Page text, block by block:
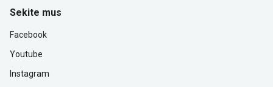
Sekite mus
Facebook
Youtube
Instagram